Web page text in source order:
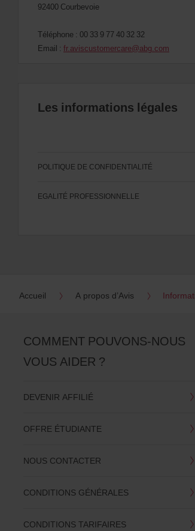
92400 Courbevoie
Téléphone : 00 33 9 77 40 32 32
Email : fr.aviscustomercare@abg.com
Les informations légales
POLITIQUE DE CONFIDENTIALITÉ
EGALITÉ PROFESSIONNELLE
Accueil A propos d’Avis
COMMENT POUVONS-NOUS
VOUS AIDER ?
DEVENIR AFFILIÉ
OFFRE ÉTUDIANTE
NOUS CONTACTER
CONDITIONS GÉNÉRALES
CONDITIONS TARIFAIRES